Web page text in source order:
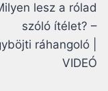
lesz a rólad
szóló ítélet? –
ráhangoló |
VIDEÓ